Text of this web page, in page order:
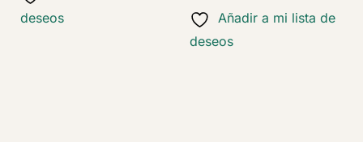
deseos
Añadir a mi lista de
deseos